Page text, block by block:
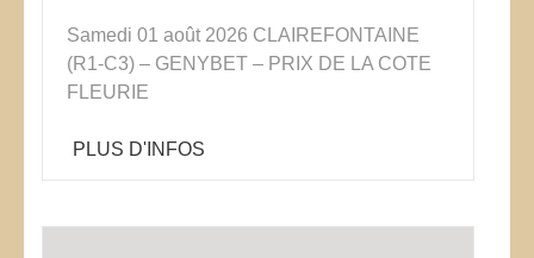
Samedi 01 août 2026 CLAIREFONTAINE
(R1-C3) – GENYBET – PRIX DE LA COTE
FLEURIE
PLUS D'INFOS